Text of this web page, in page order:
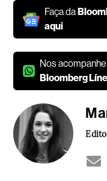
Faça da
aqui
Nos
Bloomberg